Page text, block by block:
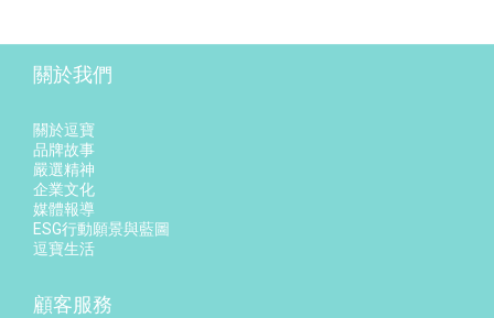
關於我們
關於逗寶
品牌故事
嚴選精神
企業文化
媒體報導
ESG行動願景與藍圖
逗寶生活
顧客服務